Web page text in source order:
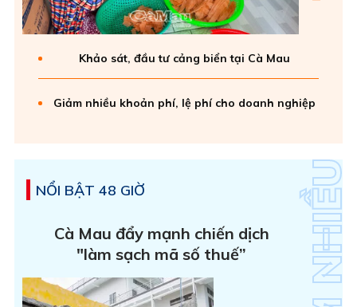
Khảo sát, đầu tư cảng biển tại Cà Mau
Giảm nhiều khoản phí, lệ phí cho doanh nghiệp
NỔI BẬT 48 GIỜ
Cà Mau đẩy mạnh chiến dịch
"làm sạch mã số thuế”